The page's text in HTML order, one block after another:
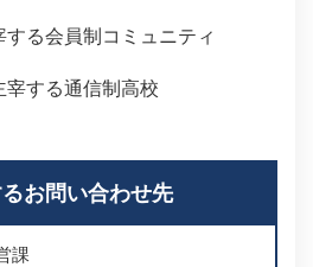
る会員制コミュニティ
する通信制高校
お問い合わせ先
課